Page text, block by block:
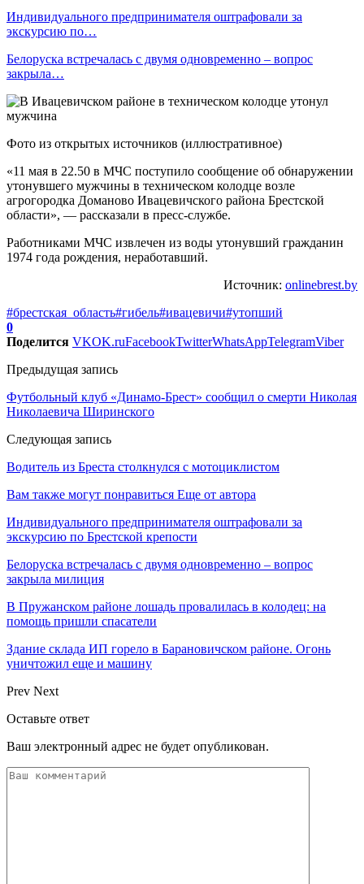
Индивидуального предпринимателя оштрафовали за
экскурсию по…
Белоруска встречалась с двумя одновременно – вопрос
закрыла…
Фото из открытых источников (иллюстративное)
«11 мая в 22.50 в МЧС поступило сообщение об обнаружении
утонувшего мужчины в техническом колодце возле
агрогородка Доманово Ивацевичского района Брестской
области», — рассказали в пресс-службе.
Работниками МЧС извлечен из воды утонувший гражданин
1974 года рождения, неработавший.
Источник: onlinebrest.by
#брестская_область#гибель#ивацевичи#утопший
0
Поделится VKOK.ruFacebookTwitterWhatsAppTelegramViber
Предыдущая запись
Футбольный клуб «Динамо-Брест» сообщил о смерти Николая
Николаевича Ширинского
Следующая запись
Водитель из Бреста столкнулся с мотоциклистом
Вам также могут понравиться Еще от автора
Индивидуального предпринимателя оштрафовали за
экскурсию по Брестской крепости
Белоруска встречалась с двумя одновременно – вопрос
закрыла милиция
В Пружанском районе лошадь провалилась в колодец: на
помощь пришли спасатели
Здание склада ИП горело в Барановичском районе. Огонь
уничтожил еще и машину
Prev Next
Оставьте ответ
Ваш электронный адрес не будет опубликован.